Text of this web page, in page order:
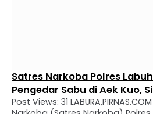
Satres Narkoba Polres
Pengedar Sabu di Aek Kuo,
Post Views: 31